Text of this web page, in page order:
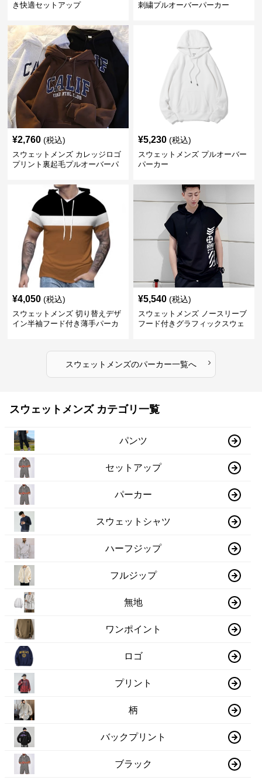
き快適セットアップ
刺繍プルオーバーパーカー
¥2,760 (税込)
スウェットメンズ カレッジロゴ
プリント裏起毛プルオーバーパ
¥5,230 (税込)
スウェットメンズ プルオーバー
パーカー
¥4,050 (税込)
スウェットメンズ 切り替えデザ
イン半袖フード付き薄手パーカ
¥5,540 (税込)
スウェットメンズ ノースリーブ
フード付きグラフィックスウェ
スウェットメンズのパーカー一覧へ ›
スウェットメンズ カテゴリ一覧
パンツ
セットアップ
パーカー
スウェットシャツ
ハーフジップ
フルジップ
無地
ワンポイント
ロゴ
プリント
柄
バックプリント
ブラック